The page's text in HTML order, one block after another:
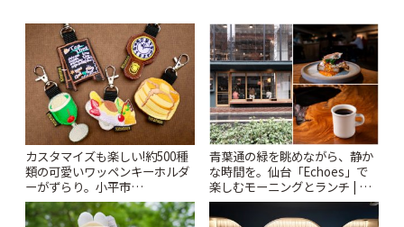
カスタマイズも楽しい!約500種
類の可愛いワッペンキーホルダ
ーがずらり。小平市
「Kimamaya T&K」 | ことりっ
ぷ
青葉通の緑を眺めながら、静か
な時間を。仙台「Echoes」で
楽しむモーニングとランチ | こ
とりっぷ